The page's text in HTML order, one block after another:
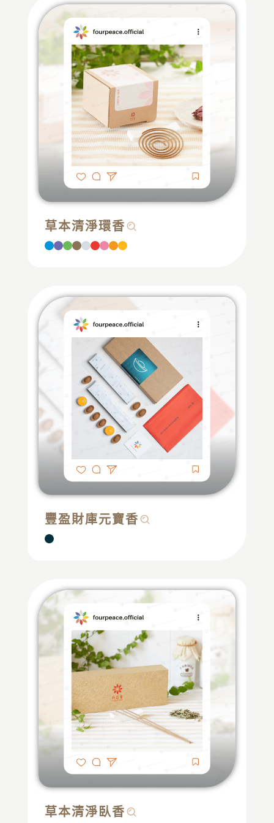
草本清淨環香
豐盈財庫元寶香
草本清淨臥香